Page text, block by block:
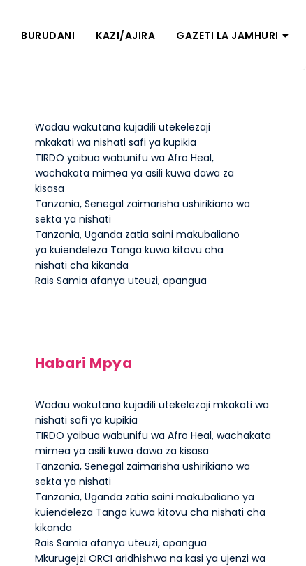
BURUDANI KAZI/AJIRA GAZETI LA JAMHURI
Wadau wakutana kujadili utekelezaji
mkakati wa nishati safi ya kupikia
TIRDO yaibua wabunifu wa Afro Heal,
wachakata mimea ya asili kuwa dawa za
kisasa
Tanzania, Senegal zaimarisha ushirikiano wa
sekta ya nishati
Tanzania, Uganda zatia saini makubaliano
ya kuiendeleza Tanga kuwa kitovu cha
nishati cha kikanda
Rais Samia afanya uteuzi, apangua
Habari Mpya
Wadau wakutana kujadili utekelezaji mkakati wa
nishati safi ya kupikia
TIRDO yaibua wabunifu wa Afro Heal, wachakata
mimea ya asili kuwa dawa za kisasa
Tanzania, Senegal zaimarisha ushirikiano wa
sekta ya nishati
Tanzania, Uganda zatia saini makubaliano ya
kuiendeleza Tanga kuwa kitovu cha nishati cha
kikanda
Rais Samia afanya uteuzi, apangua
Mkurugejzi ORCI aridhishwa na kasi ya ujenzi wa